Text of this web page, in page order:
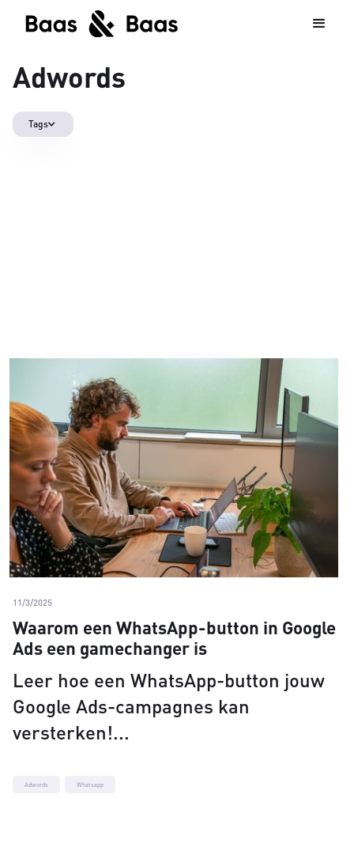
Adwords
Tags
Adwords Whatsapp
11/3/2025
Waarom een WhatsApp-button in Google
Ads een gamechanger is
Leer hoe een WhatsApp-button jouw
Google Ads-campagnes kan
versterken!